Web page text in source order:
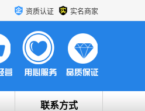
资质认证 实名商家
联系方式